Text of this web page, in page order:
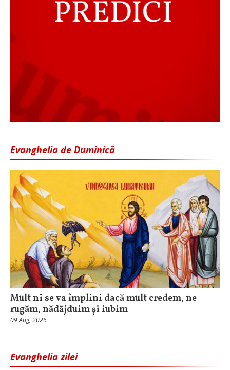
Evanghelia de Duminică
Mult ni se va împlini dacă mult credem, ne
rugăm, nădăjduim și iubim
09 Aug, 2026
Evanghelia zilei